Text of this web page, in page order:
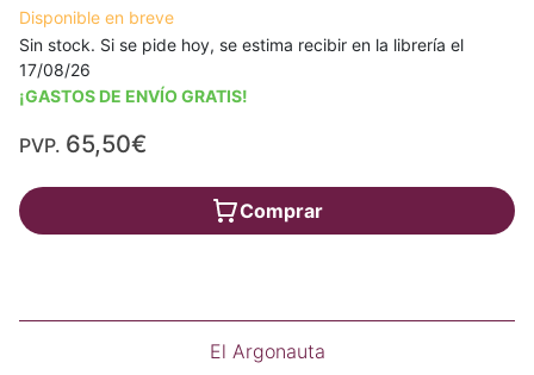
Disponible en breve
Sin stock. Si se pide hoy, se estima recibir en la librería el
17/08/26
¡GASTOS DE ENVÍO GRATIS!
PVP. 65,50€
Comprar
El Argonauta